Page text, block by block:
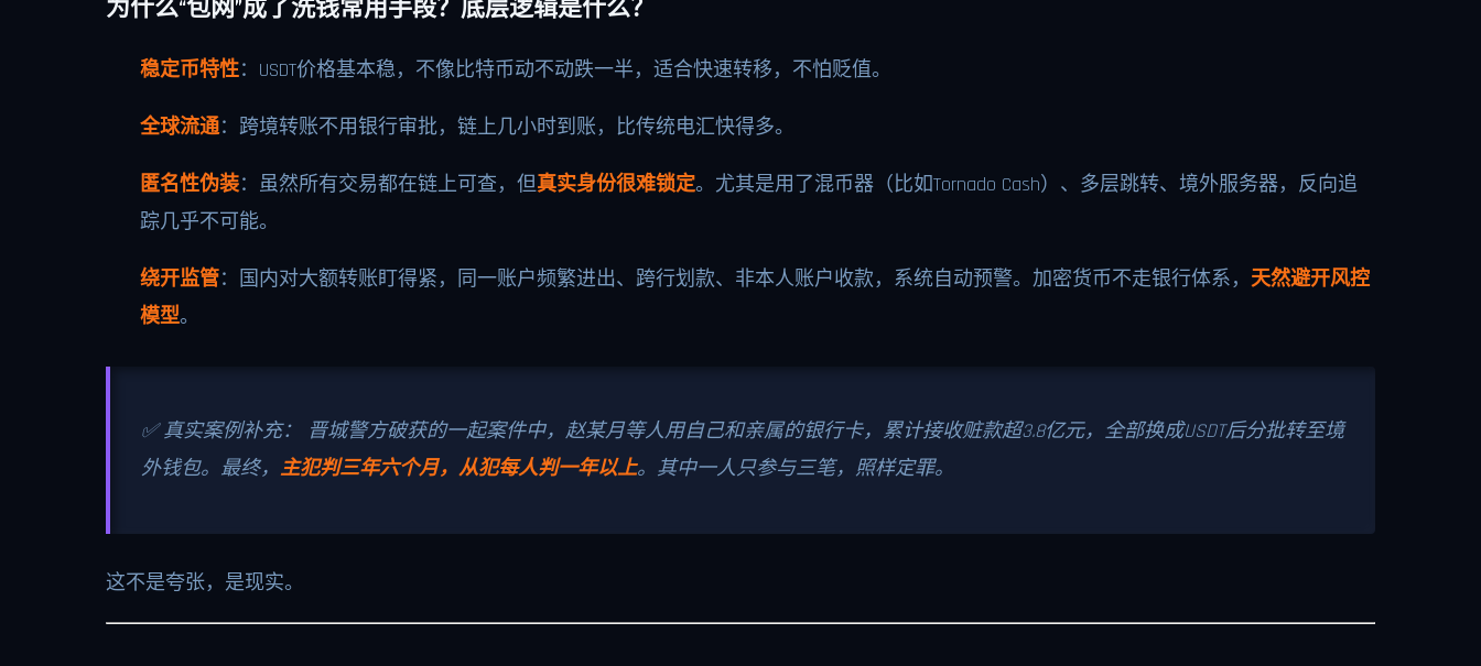
为什么“包网”成了洗钱常用手段？底层逻辑是什么？
稳定币特性：USDT价格基本稳，不像比特币动不动跌一半，适合快速转移，不怕贬值。
全球流通：跨境转账不用银行审批，链上几小时到账，比传统电汇快得多。
匿名性伪装：虽然所有交易都在链上可查，但真实身份很难锁定。尤其是用了混币器（比如Tornado Cash）、多层跳转、境外服务器，反向追
踪几乎不可能。
绕开监管：国内对大额转账盯得紧，同一账户频繁进出、跨行划款、非本人账户收款，系统自动预警。加密货币不走银行体系， 天然避开风控
模型。
✅ 真实案例补充： 晋城警方破获的一起案件中，赵某月等人用自己和亲属的银行卡，累计接收赃款超3.8亿元，全部换成USDT后分批转至境
外钱包。最终， 主犯判三年六个月，从犯每人判一年以上。其中一人只参与三笔，照样定罪。
这不是夸张，是现实。